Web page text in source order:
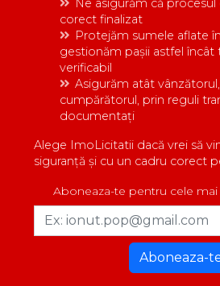
Ne asigurăm că
corect finalizat
Protejăm sumele aflate
gestionăm pașii astfel încât
verificabil
Asigurăm atât
cumpărătorul, prin reguli
documentați
Alege ImoLicitatii dacă vrei să
siguranță și cu un cadru corect
Aboneaza-te pentru cele
Aboneaza-